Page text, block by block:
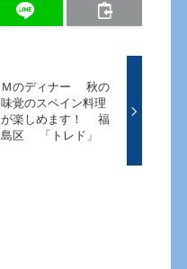
Ｍのディナー 秋の
味覚のスペイン料理
が楽しめます！ 福
島区 「トレド」